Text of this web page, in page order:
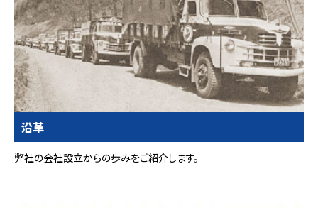
沿革
弊社の会社設立からの歩みをご紹介します。